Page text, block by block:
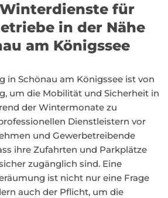
für
in der Nähe
am Königssee
in Schönau am Königssee ist von
um die Mobilität und Sicherheit in
der Wintermonate zu
Dienstleistern vor
und Gewerbetreibende
ihre Zufahrten und Parkplätze
zugänglich sind. Eine
ist nicht nur eine Frage
auch der Pflicht, um die